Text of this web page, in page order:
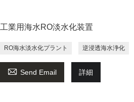
工業用海水RO淡水化装置
RO海水淡水化プラント 逆浸透海水浄化
 Send Email 詳細